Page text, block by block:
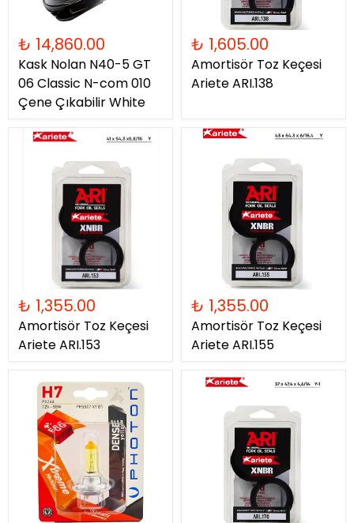
₺ 14,860.00
Kask Nolan N40-5 GT
06 Classic N-com 010
Çene Çıkabilir White
₺ 1,605.00
Amortisör Toz Keçesi
Ariete ARI.138
₺ 1,355.00
Amortisör Toz Keçesi
Ariete ARI.153
₺ 1,355.00
Amortisör Toz Keçesi
Ariete ARI.155